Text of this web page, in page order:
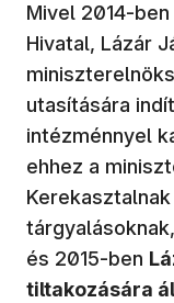
Mivel 2014-
Hivatal, Lázár
utasítására
intézménnyel
ehhez a
és 2015-ben
tiltakozására